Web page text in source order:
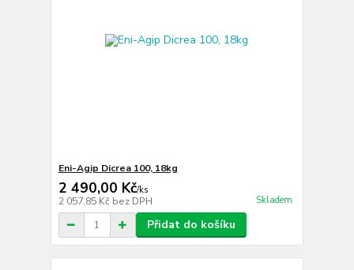
Eni-Agip Dicrea 100, 18kg
2 490,00 Kč/ks
2 057,85 Kč bez DPH Skladem
Přidat do košíku